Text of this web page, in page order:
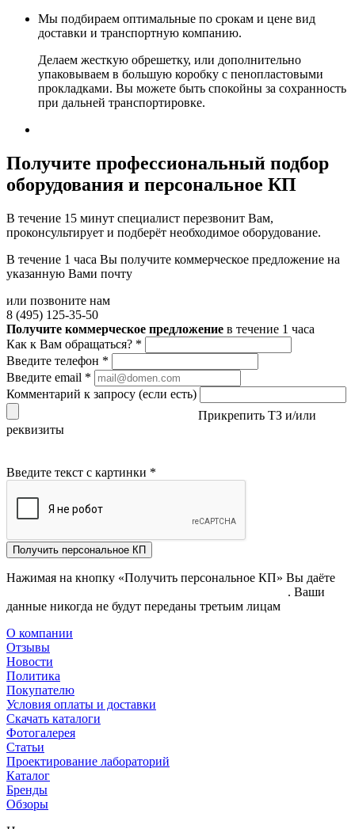
Мы подбираем оптимальные по срокам и цене вид
доставки и транспортную компанию.
Делаем жесткую обрешетку, или дополнительно
упаковываем в большую коробку с пенопластовыми
прокладками. Вы можете быть спокойны за сохранность
при дальней транспортировке.
Получите профессиональный подбор
оборудования и персональное КП
В течение 15 минут специалист перезвонит Вам,
проконсультирует и подберёт необходимое оборудование.
В течение 1 часа Вы получите коммерческое предложение на
указанную Вами почту
или позвоните нам
8 (495) 125-35-50
Получите коммерческое предложение в течение 1 часа
Как к Вам обращаться? *
Введите телефон *
Введите email *
Комментарий к запросу (если есть)
Прикрепить ТЗ и/или
реквизиты
Введите текст с картинки *
Получить персональное КП
Нажимая на кнопку «Получить персональное КП» Вы даёте
. Ваши
данные никогда не будут переданы третьим лицам
О компании
Отзывы
Новости
Политика
Покупателю
Условия оплаты и доставки
Скачать каталоги
Фотогалерея
Статьи
Проектирование лабораторий
Каталог
Бренды
Обзоры